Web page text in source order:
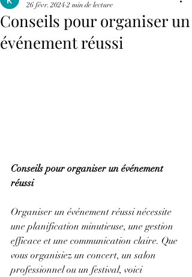
Conseils pour organiser un
événement réussi
26 févr. 2024 2 min de lecture
Conseils pour organiser un événement
réussi
Organiser un événement réussi nécessite
une planification minutieuse, une gestion
efficace et une communication claire. Que
vous organisiez un concert, un salon
professionnel ou un festival, voici